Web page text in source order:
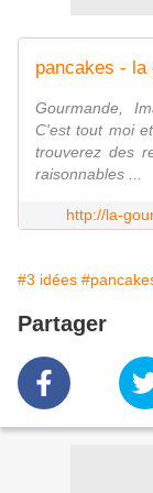
pancakes - la
Gourmande,
C'est tout moi
trouverez des
raisonnables ...
http://la-
#3 idées
Partager